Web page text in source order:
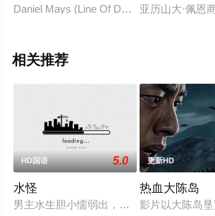
Daniel Mays (Line Of Duty, Rogue One: A
亚历山大·佩恩
相关推荐
HD国语 5.0
水怪
男主水生胆小懦弱出，生在捕鱼家庭但因
更新HD
热血大陈岛
影片以大陈岛